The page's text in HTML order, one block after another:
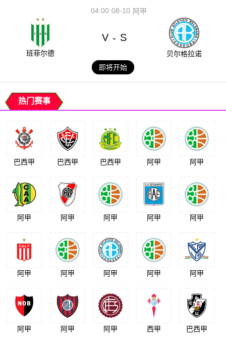
08-10
04:00 阿甲
班菲尔德
V - S
贝尔格拉诺
即将开始
热门赛事
巴西甲 巴西甲 巴西甲 阿甲 阿甲
阿甲 阿甲 阿甲 阿甲 阿甲
阿甲 阿甲 阿甲 阿甲 阿甲
阿甲 阿甲 阿甲 西甲 巴西甲